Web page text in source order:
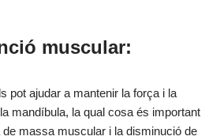
muscular:
pot ajudar a mantenir la força i la
mandíbula, la qual cosa és important
de massa muscular i la disminució de